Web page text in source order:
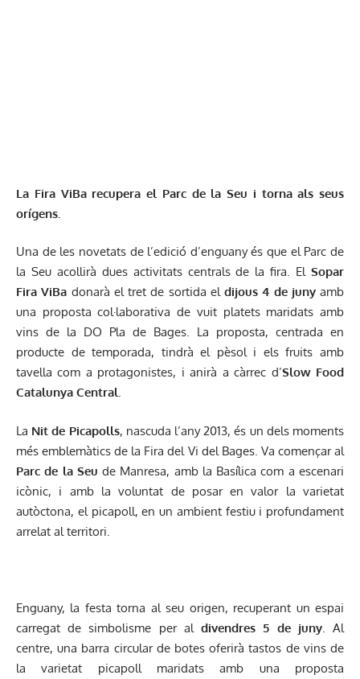
La Fira ViBa recupera el Parc de la Seu i torna als seus
orígens.
Una de les novetats de l’edició d’enguany és que el Parc de
la Seu acollirà dues activitats centrals de la fira. El Sopar
Fira ViBa donarà el tret de sortida el dijous 4 de juny amb
una proposta col·laborativa de vuit platets maridats amb
vins de la DO Pla de Bages. La proposta, centrada en
producte de temporada, tindrà el pèsol i els fruits amb
tavella com a protagonistes, i anirà a càrrec d’Slow Food
Catalunya Central.
La Nit de Picapolls, nascuda l’any 2013, és un dels moments
més emblemàtics de la Fira del Vi del Bages. Va començar al
Parc de la Seude Manresa, amb la Basílica com a escenari
icònic, i amb la voluntat de posar en valor la varietat
autòctona, el picapoll, en un ambient festiu i profundament
arrelat al territori.
Enguany, la festa torna al seu origen, recuperant un espai
carregat de simbolisme per aldivendres 5 de juny. Al
centre, una barra circular de botes oferirà tastos de vins de
la varietat picapoll maridats amb una proposta